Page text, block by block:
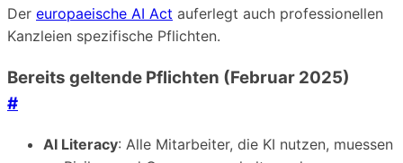
Der europaeische AI Act auferlegt auch professionellen
Kanzleien spezifische Pflichten.
Bereits geltende Pflichten (Februar 2025)
#
AI Literacy: Alle Mitarbeiter, die KI nutzen, muessen